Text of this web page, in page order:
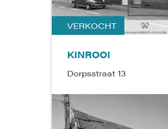
VERKOCHT
KINROOI
Dorpsstraat 13